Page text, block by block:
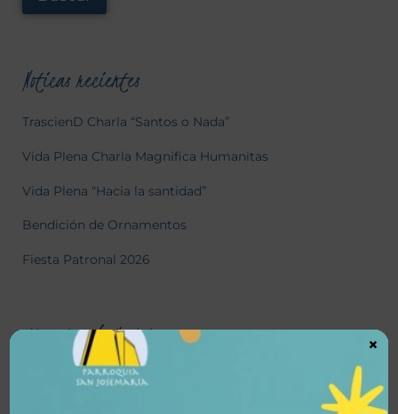
Noticas recientes
TrascienD Charla “Santos o Nada”
Vida Plena Charla Magnifica Humanitas
Vida Plena “Hacia la santidad”
Bendición de Ornamentos
Fiesta Patronal 2026
Historial de Noticias
julio 2026
×